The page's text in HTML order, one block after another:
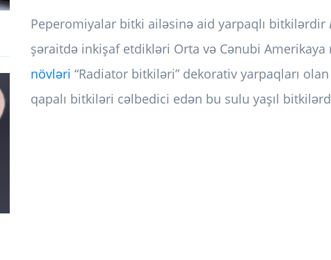
Peperomiyalar bitki ailəsinə aid yarpaqlı bitkilərdir
şəraitdə inkişaf etdikləri Orta və Cənubi
növləri “Radiator bitkiləri” dekorativ yarpaqları
qapalı bitkiləri cəlbedici edən bu sulu yaşıl